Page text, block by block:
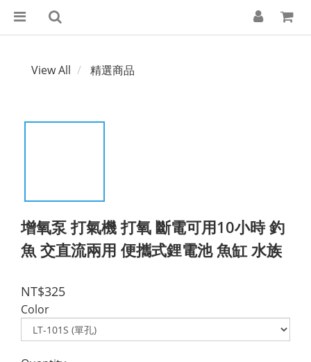
View All 精選商品
增氧泵 打氣機 打氧 斷電可用10小時 釣
魚 交直流兩用 便攜式鋰電池 魚缸 水族
NT$325
Color